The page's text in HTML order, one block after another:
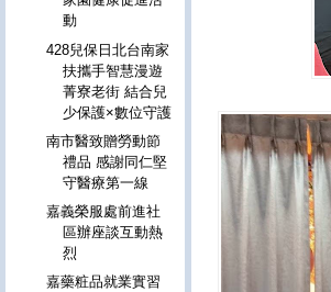
動
428兒保日北台南家
扶攜手智慧漫遊
菁寮老街 結合兒
少保護×數位守護
南市醫致贈勞動節
禮品 感謝同仁堅
守醫療第一線
嘉義榮服處前進社
區辦座談互動熱
烈
嘉藥粧品就業實習